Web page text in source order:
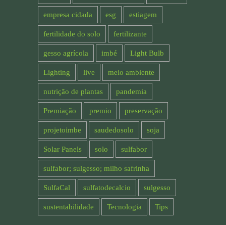
empresa cidada esg estiagem
fertilidade do solo fertilizante
gesso agrícola imbé Light Bulb
Lighting live meio ambiente
nutrição de plantas pandemia
Premiação premio preservação
projetoimbe saudedosolo soja
Solar Panels solo sulfabor
sulfabor; sulgesso; milho safrinha
SulfaCal sulfatodecalcio sulgesso
sustentabilidade Tecnologia Tips